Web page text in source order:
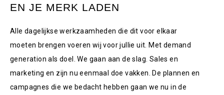
EN JE MERK LADEN
Alle dagelijkse werkzaamheden die dit voor elkaar
moeten brengen voeren wij voor jullie uit. Met demand
generation als doel. We gaan aan de slag. Sales en
marketing en zijn nu eenmaal doe vakken. De plannen en
campagnes die we bedacht hebben gaan we nu in de